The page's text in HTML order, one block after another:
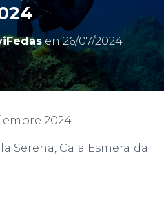
en26/07/2024
2024
Serena, Cala Esmeralda